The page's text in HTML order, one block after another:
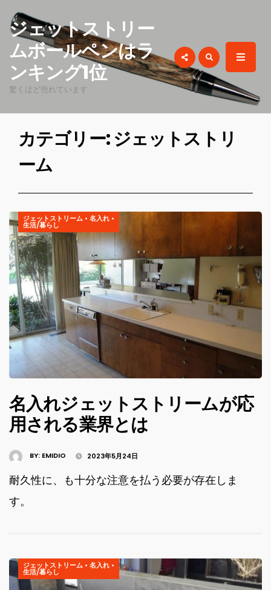
ジェットストリー
ムボールペンはラ
ンキング1位
驚くほど売れています
カテゴリー: ジェットストリ
ーム
ジェットストリーム • 名入れ •
生活/暮らし
名入れジェットストリームが応
用される業界とは
BY: EMIDIO 2023年5月24日
耐久性に、も十分な注意を払う必要が存在しま
す。
ジェットストリーム • 名入れ •
生活/暮らし